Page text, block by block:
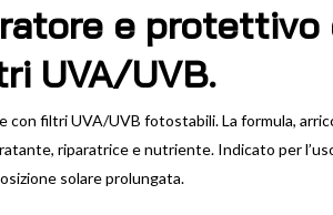
e protettivo
UVA/UVB.
con filtri UVA/UVB fotostabili. La formula,
riparatrice e nutriente. Indicato per
solare prolungata.